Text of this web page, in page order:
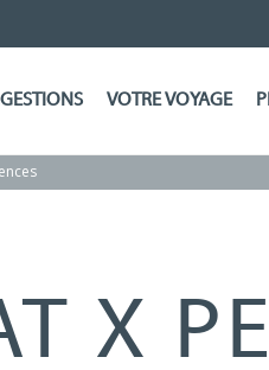
VOTRE VOYAGE
X